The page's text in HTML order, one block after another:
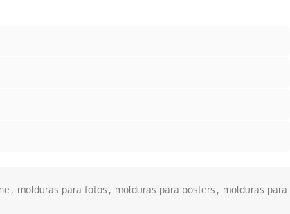
, molduras para fotos , molduras para posters , molduras para